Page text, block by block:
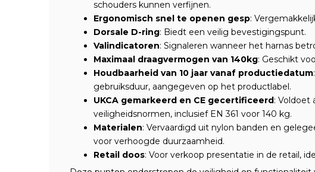
schouders kunnen verfijnen.
Ergonomisch snel te openen gesp:
Dorsale D-ring: Biedt een veilig bevestigingspunt.
Valindicatoren: Signaleren wanneer het harnas
Maximaal draagvermogen van 140kg: Geschikt
Houdbaarheid van 10 jaar vanaf productiedatum
gebruiksduur, aangegeven op het productlabel.
UKCA gemarkeerd en CE gecertificeerd: Voldoet
veiligheidsnormen, inclusief EN 361 voor 140 kg.
Materialen: Vervaardigd uit nylon banden en
voor verhoogde duurzaamheid.
Retail doos: Voor verkoop presentatie in de retail,